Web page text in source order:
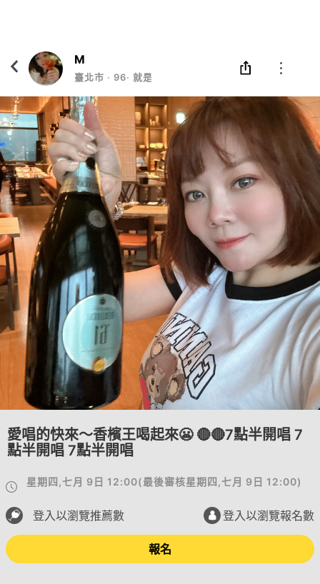
M
臺北市 ‧ 96‧ 就是要你✨
愛唱的快來～香檳王喝起來😬 🔴🔴7點半開唱 7
點半開唱 7點半開唱
星期四,七月 9日 12:00(最後審核星期四,七月 9日 12:00)
登入以瀏覽推薦數 登入以瀏覽報名數
報名